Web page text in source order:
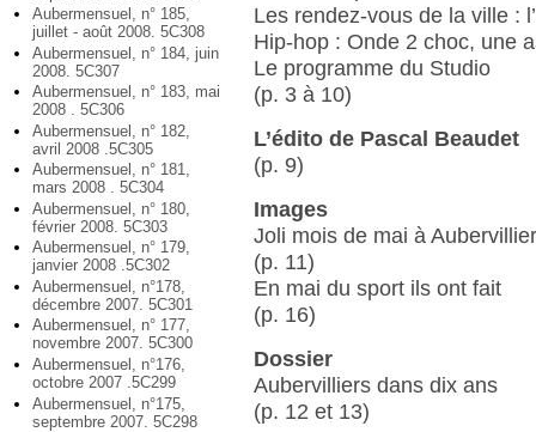
Aubermensuel, n° 185,
juillet - août 2008. 5C308
Aubermensuel, n° 184, juin
2008. 5C307
Aubermensuel, n° 183, mai
2008 . 5C306
Aubermensuel, n° 182,
avril 2008 .5C305
Aubermensuel, n° 181,
mars 2008 . 5C304
Aubermensuel, n° 180,
février 2008. 5C303
Aubermensuel, n° 179,
janvier 2008 .5C302
Aubermensuel, n°178,
décembre 2007. 5C301
Aubermensuel, n° 177,
novembre 2007. 5C300
Aubermensuel, n°176,
octobre 2007 .5C299
Aubermensuel, n°175,
septembre 2007. 5C298
Les rendez-vous de la ville :
Hip-hop : Onde 2 choc, une
Le programme du Studio
(p. 3 à 10)
L’édito de Pascal Beaudet
(p. 9)
Images
Joli mois de mai à
(p. 11)
En mai du sport ils ont fait
(p. 16)
Dossier
Aubervilliers dans dix ans
(p. 12 et 13)